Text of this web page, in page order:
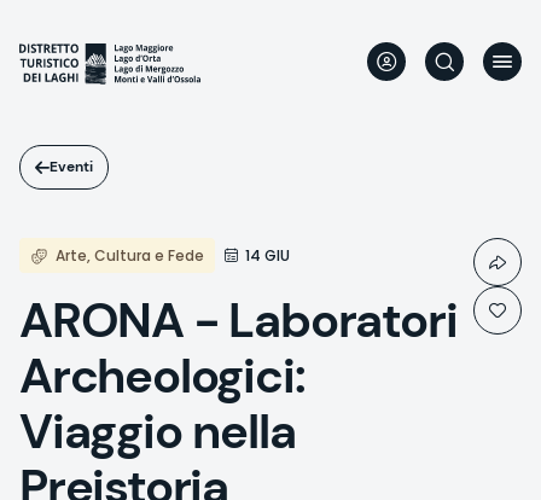
contenuto
principale
Eventi
Arte, Cultura e Fede 14 GIU
ARONA - Laboratori
Archeologici:
Viaggio nella
Preistoria